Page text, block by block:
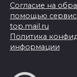
Согласие на
помощью
top.mail.ru
Политика
информации